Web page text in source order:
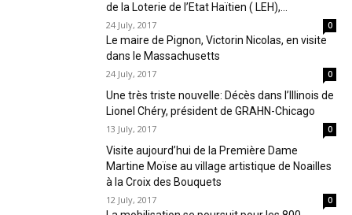
de la Loterie de l’Etat Haïtien ( LEH),...
24 July, 2017 0
Le maire de Pignon, Victorin Nicolas, en visite
dans le Massachusetts
24 July, 2017 0
Une très triste nouvelle: Décès dans l’Illinois de
Lionel Chéry, président de GRAHN-Chicago
13 July, 2017 0
Visite aujourd’hui de la Première Dame
Martine Moïse au village artistique de Noailles
à la Croix des Bouquets
12 July, 2017 0